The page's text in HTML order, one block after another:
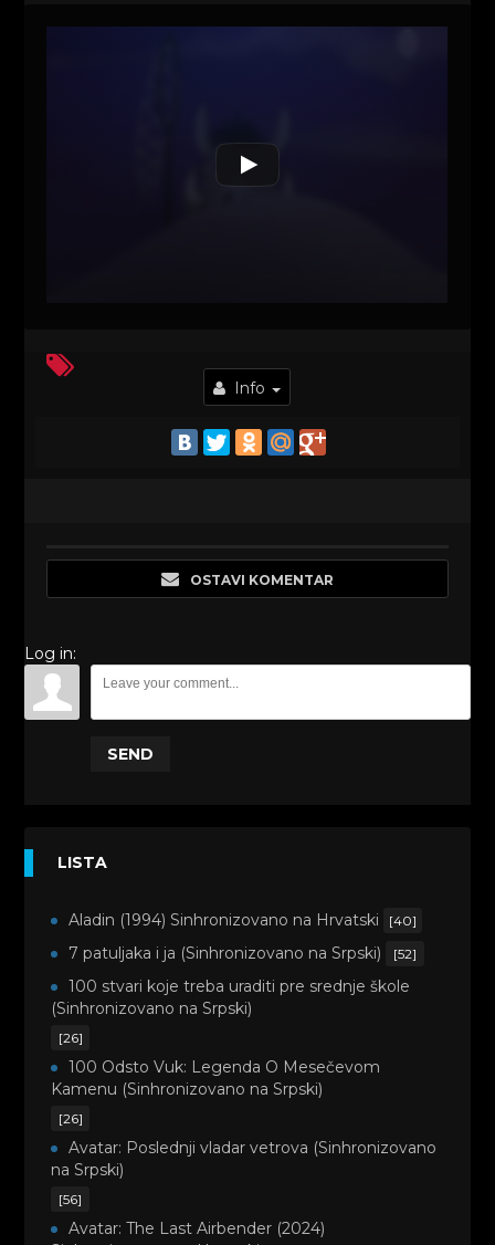
Info
OSTAVI KOMENTAR
Log in:
SEND
LISTA
Aladin (1994) Sinhronizovano na Hrvatski [40]
7 patuljaka i ja (Sinhronizovano na Srpski) [52]
100 stvari koje treba uraditi pre srednje škole
(Sinhronizovano na Srpski)
[26]
100 Odsto Vuk: Legenda O Mesečevom
Kamenu (Sinhronizovano na Srpski)
[26]
Avatar: Poslednji vladar vetrova (Sinhronizovano
na Srpski)
[56]
Avatar: The Last Airbender (2024)